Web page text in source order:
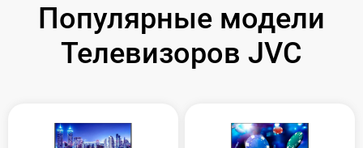
Популярные модели
Телевизоров JVC